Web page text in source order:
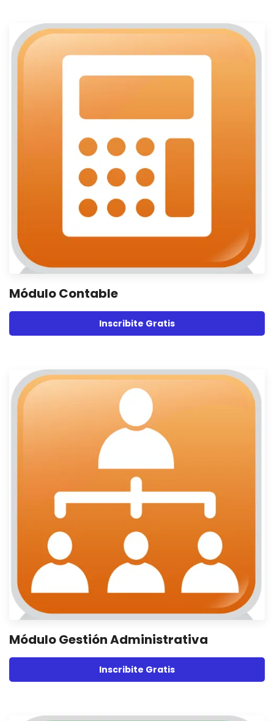
Módulo Contable
Inscribite Gratis
Módulo Gestión Administrativa
Inscribite Gratis